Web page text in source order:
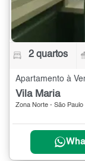
2 quartos
Apartamento à
Vila Maria
Zona Norte - São Paulo